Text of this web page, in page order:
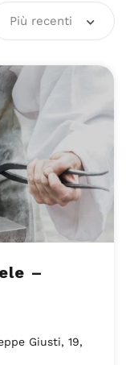
Più recenti
–
Giusti, 19,